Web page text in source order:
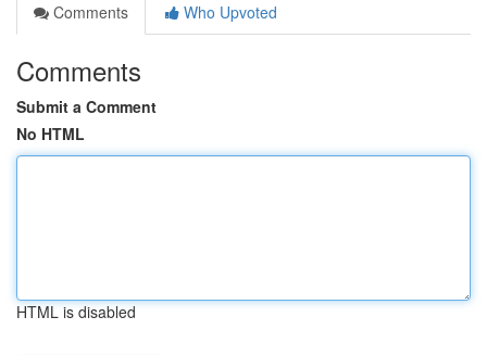
Comments
Who Upvoted
Comments
Submit a Comment
No HTML
HTML is disabled